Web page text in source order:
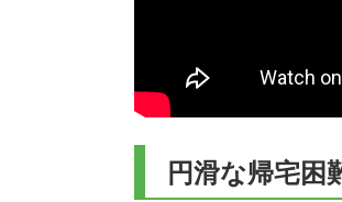
円滑な帰宅困